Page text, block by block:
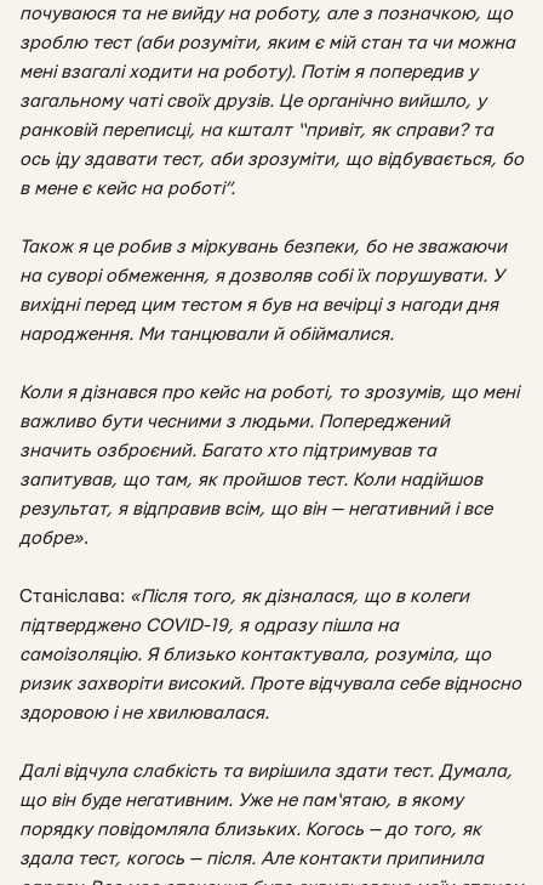
почуваюся та не вийду на роботу, але з позначкою, що
зроблю тест (аби розуміти, яким є мій стан та чи можна
мені взагалі ходити на роботу). Потім я попередив у
загальному чаті своїх друзів. Це органічно вийшло, у
ранковій переписці, на кшталт “привіт, як справи? та
ось іду здавати тест, аби зрозуміти, що відбувається, бо
в мене є кейс на роботі”.
Також я це робив з міркувань безпеки, бо не зважаючи
на суворі обмеження, я дозволяв собі їх порушувати. У
вихідні перед цим тестом я був на вечірці з нагоди дня
народження. Ми танцювали й обіймалися.
Коли я дізнався про кейс на роботі, то зрозумів, що мені
важливо бути чесними з людьми. Попереджений
значить озброєний. Багато хто підтримував та
запитував, що там, як пройшов тест. Коли надійшов
результат, я відправив всім, що він — негативний і все
добре».
Станіслава: «Після того, як дізналася, що в колеги
підтверджено COVID-19, я одразу пішла на
самоізоляцію. Я близько контактувала, розуміла, що
ризик захворіти високий. Проте відчувала себе відносно
здоровою і не хвилювалася.
Далі відчула слабкість та вирішила здати тест. Думала,
що він буде негативним. Уже не пам‘ятаю, в якому
порядку повідомляла близьких. Когось — до того, як
здала тест, когось — після. Але контакти припинила